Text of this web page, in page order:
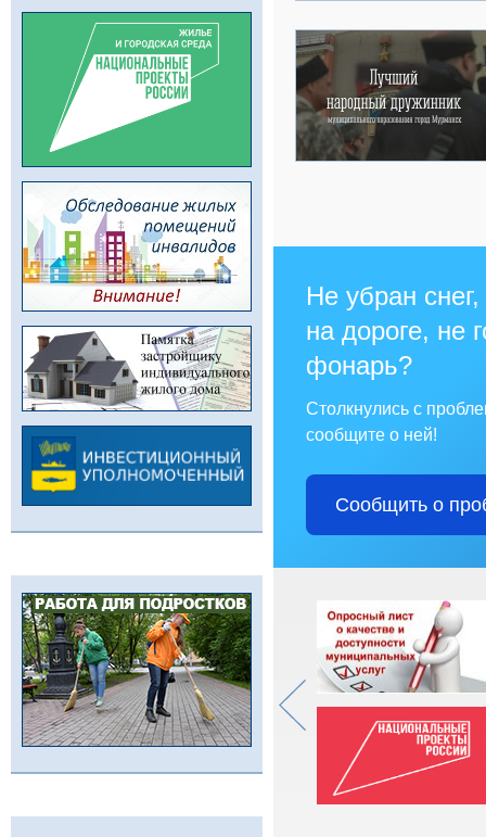
Не убран
на дороге, не
фонарь?
Столкнулись с
сообщите о ней!
Сообщить о